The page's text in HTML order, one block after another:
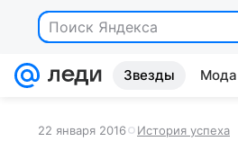
Поиск Яндекса
Звезды Мода
22 января 2016 История успеха